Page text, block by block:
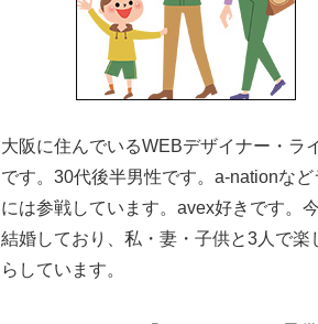
大阪に住んでいるWEBデザイナー・ラ
です。30代後半男性です。a-nationなど
には参戦しています。avex好きです。今
結婚しており、私・妻・子供と3人で楽
らしています。